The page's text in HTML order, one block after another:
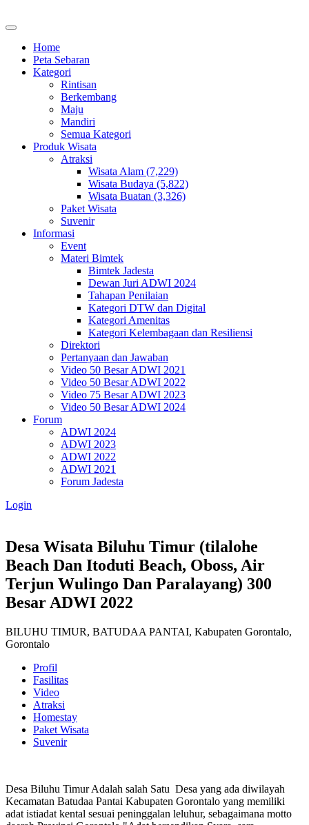
Home
Peta Sebaran
Kategori
Rintisan
Berkembang
Maju
Mandiri
Semua Kategori
Produk Wisata
Atraksi
Wisata Alam (7,229)
Wisata Budaya (5,822)
Wisata Buatan (3,326)
Paket Wisata
Suvenir
Informasi
Event
Materi Bimtek
Bimtek Jadesta
Dewan Juri ADWI 2024
Tahapan Penilaian
Kategori DTW dan Digital
Kategori Amenitas
Kategori Kelembagaan dan Resiliensi
Direktori
Pertanyaan dan Jawaban
Video 50 Besar ADWI 2021
Video 50 Besar ADWI 2022
Video 75 Besar ADWI 2023
Video 50 Besar ADWI 2024
Forum
ADWI 2024
ADWI 2023
ADWI 2022
ADWI 2021
Forum Jadesta
Login
Desa Wisata Biluhu Timur (tilalohe
Beach Dan Itoduti Beach, Oboss, Air
Terjun Wulingo Dan Paralayang) 300
Besar ADWI 2022
BILUHU TIMUR, BATUDAA PANTAI, Kabupaten Gorontalo,
Gorontalo
Profil
Fasilitas
Video
Atraksi
Homestay
Paket Wisata
Suvenir
Desa Biluhu Timur Adalah salah Satu Desa yang ada diwilayah
Kecamatan Batudaa Pantai Kabupaten Gorontalo yang memiliki
adat istiadat kental sesuai peninggalan leluhur, sebagaimana motto